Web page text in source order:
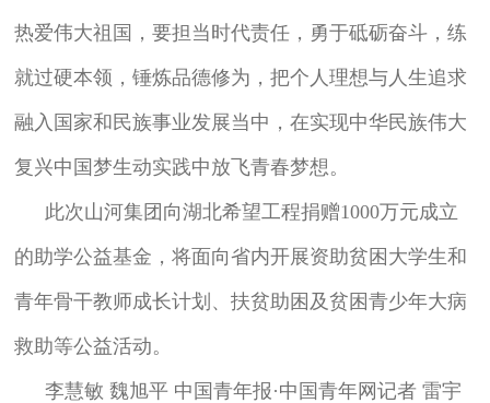
热爱伟大祖国，要担当时代责任，勇于砥砺奋斗，练
就过硬本领，锤炼品德修为，把个人理想与人生追求
融入国家和民族事业发展当中，在实现中华民族伟大
复兴中国梦生动实践中放飞青春梦想。
此次山河集团向湖北希望工程捐赠1000万元成立
的助学公益基金，将面向省内开展资助贫困大学生和
青年骨干教师成长计划、扶贫助困及贫困青少年大病
救助等公益活动。
李慧敏 魏旭平 中国青年报·中国青年网记者 雷宇